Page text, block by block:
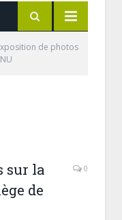
de photos
sur la
de
0